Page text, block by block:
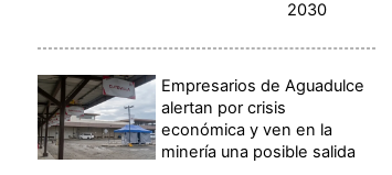
2030
Empresarios de Aguadulce
alertan por crisis
económica y ven en la
minería una posible salida